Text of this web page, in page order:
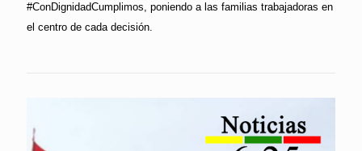
#ConDignidadCumplimos, poniendo a las familias trabajadoras en
el centro de cada decisión.